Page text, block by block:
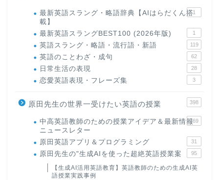
最新英語スラング・略語辞典【AIはらだくん搭
載】
1
最新英語スラングBEST100 (2026年版) 1
英語スラング・略語・流行語・新語 119
英語のことわざ・成句 62
日常生活の表現 28
恋愛英語表現・フレーズ集 3
原田先生の世界一受けたい英語の授業 398
中高英語教師のための授業アイデア＆最新情報
ニュースレター
169
原田英語アプリ＆プログラミング 31
原田先生の"生成AIを使った超絶英語授業案 95
【生成AI活用英語教育】英語教師のための生成AI英
語授業実践事例